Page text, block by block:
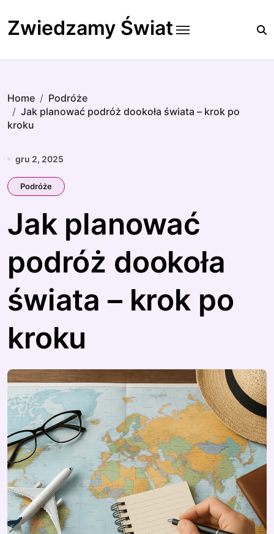
to
content
Zwiedzamy Świat
Home
Podróże
Jak planować podróż dookoła świata – krok po
kroku
gru 2, 2025
Podróże
Jak planować
podróż dookoła
świata – krok po
kroku